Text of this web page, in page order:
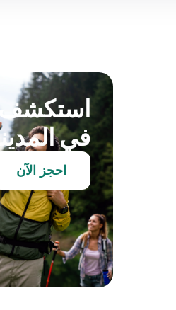
استكشف
في
احجز الآن